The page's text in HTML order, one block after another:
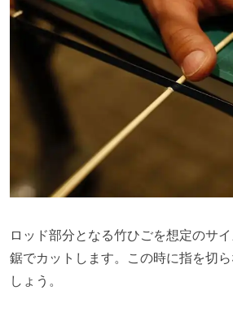
ロッド部分となる竹ひごを想定のサ
鋸でカットします。この時に指を切
しょう。